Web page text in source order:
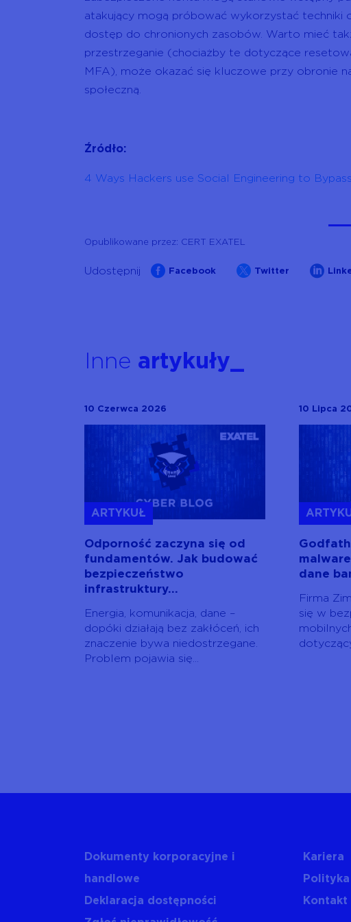
atakujący mogą próbować wykorzystać techniki
dostęp do chronionych zasobów. Warto mieć
przestrzeganie (chociażby te dotyczące
MFA), może okazać się kluczowe przy obronie
społeczną.
Źródło:
4 Ways Hackers use Social Engineering to
Opublikowane przez: CERT EXATEL
Udostępnij  Facebook  Twitter 
Inne artykuły_
10 Czerwca 2026
ARTYKUŁ
Odporność zaczyna się od
fundamentów. Jak budować
bezpieczeństwo
infrastruktury...
Energia, komunikacja, dane –
dopóki działają bez zakłóceń, ich
znaczenie bywa niedostrzegane.
Problem pojawia się...
10 Lipca
dane
Firma
się w
Dokumenty korporacyjne i
handlowe
Deklaracja dostępności
Kariera
Kontakt